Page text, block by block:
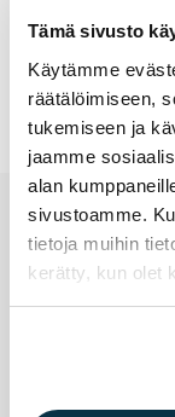
Tämä sivusto
Käytämme
räätälöimiseen,
tukemiseen ja
jaamme
alan
sivustoamme.
tietoja muihin
kerätty, kun olet
Kun